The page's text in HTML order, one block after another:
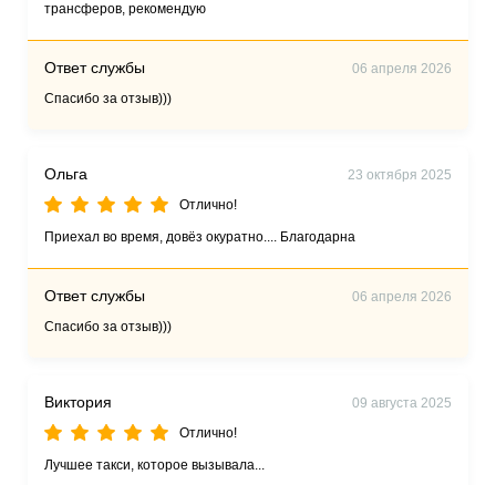
трансферов, рекомендую
Ответ службы
06 апреля 2026
Спасибо за отзыв)))
Ольга
23 октября 2025
Отлично!
Приехал во время, довёз окуратно.... Благодарна
Ответ службы
06 апреля 2026
Спасибо за отзыв)))
Виктория
09 августа 2025
Отлично!
Лучшее такси, которое вызывала...